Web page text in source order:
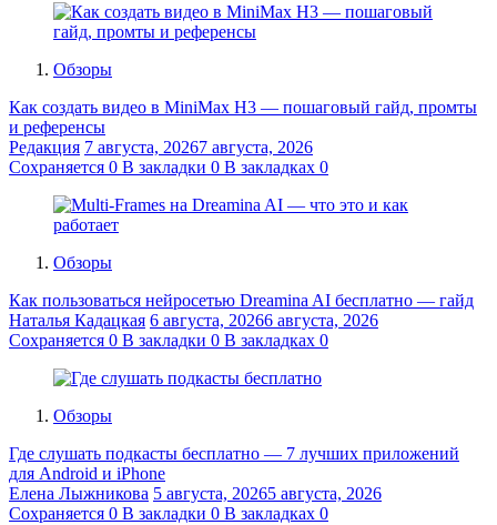
Обзоры
Как создать видео в MiniMax H3 — пошаговый гайд, промты
и референсы
Редакция 7 августа, 20267 августа, 2026
Сохраняется 0 В закладки 0 В закладках 0
Обзоры
Как пользоваться нейросетью Dreamina AI бесплатно — гайд
Наталья Кадацкая 6 августа, 20266 августа, 2026
Сохраняется 0 В закладки 0 В закладках 0
Обзоры
Где слушать подкасты бесплатно — 7 лучших приложений
для Android и iPhone
Елена Лыжникова 5 августа, 20265 августа, 2026
Сохраняется 0 В закладки 0 В закладках 0